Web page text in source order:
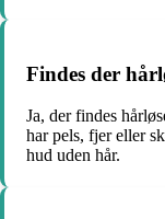
Findes der
Ja, der findes
har pels, fjer eller
hud uden hår.